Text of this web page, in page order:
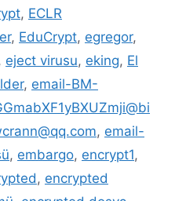
, ECLR
, EduCrypt, egregor,
eject virusu, eking, El
, email-BM-
, email-
, embargo, encrypt1,
, encrypted